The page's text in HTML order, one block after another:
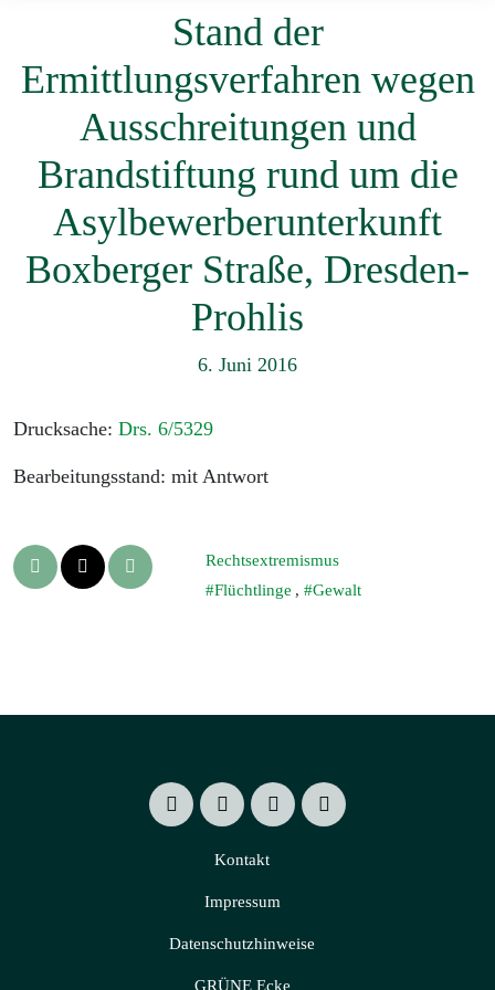
Stand der
Ermittlungsverfahren wegen
Ausschreitungen und
Brandstiftung rund um die
Asylbewerberunterkunft
Boxberger Straße, Dresden-
Prohlis
6. Juni 2016
Drucksache: Drs. 6/5329
Bearbeitungsstand: mit Antwort
Rechtsextremismus
Flüchtlinge , Gewalt
Kontakt
Impressum
Datenschutzhinweise
GRÜNE Ecke